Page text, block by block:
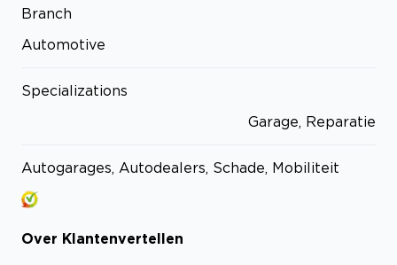
Branch
Automotive
Specializations
Garage, Reparatie
Autogarages, Autodealers, Schade, Mobiliteit
Over Klantenvertellen